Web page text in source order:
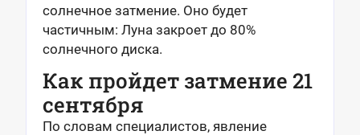
солнечное затмение. Оно будет
частичным: Луна закроет до 80%
солнечного диска.
Как пройдет затмение 21
сентября
По словам специалистов, явление